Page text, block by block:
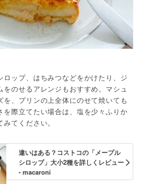
ロップ、はちみつなどをかけたり、ジ
をのせるアレンジもおすすめ。マシュ
を、プリンの上全体にのせて焼いても
を際立てたい場合は、塩を少々ふりか
てください。
違いはある？コストコの「メープル
シロップ」大小2種を詳しくレビュー
- macaroni